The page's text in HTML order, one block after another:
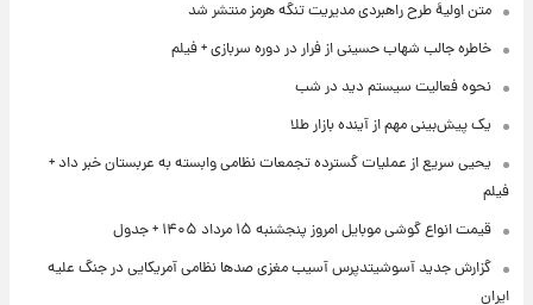
متن اولیۀ طرح راهبردی مدیریت تنگه هرمز منتشر شد
خاطره جالب شهاب حسینی از فرار در دوره سربازی + فیلم
نحوه فعالیت سیستم دید در شب
یک پیش‌بینی مهم از آینده بازار طلا
یحیی سریع از عملیات گسترده تجمعات نظامی وابسته به عربستان خبر داد +
فیلم
قیمت انواع گوشی موبایل امروز پنجشنبه ۱۵ مرداد ۱۴۰۵ + جدول
گزارش جدید آسوشیتدپرس آسیب مغزی صدها نظامی آمریکایی در جنگ علیه
ایران